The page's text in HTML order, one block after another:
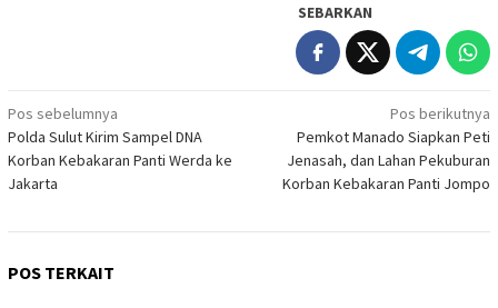
SEBARKAN
Navigasi
pos
Pos sebelumnya
Polda Sulut Kirim Sampel DNA
Korban Kebakaran Panti Werda ke
Jakarta
Pos berikutnya
Pemkot Manado Siapkan Peti
Jenasah, dan Lahan Pekuburan
Korban Kebakaran Panti Jompo
POS TERKAIT